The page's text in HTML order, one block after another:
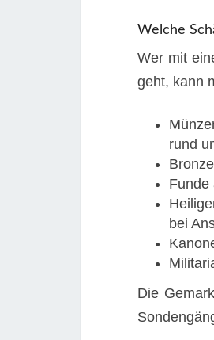
Welche
Wer mit
geht, kann
rund
Funde
bei
Die